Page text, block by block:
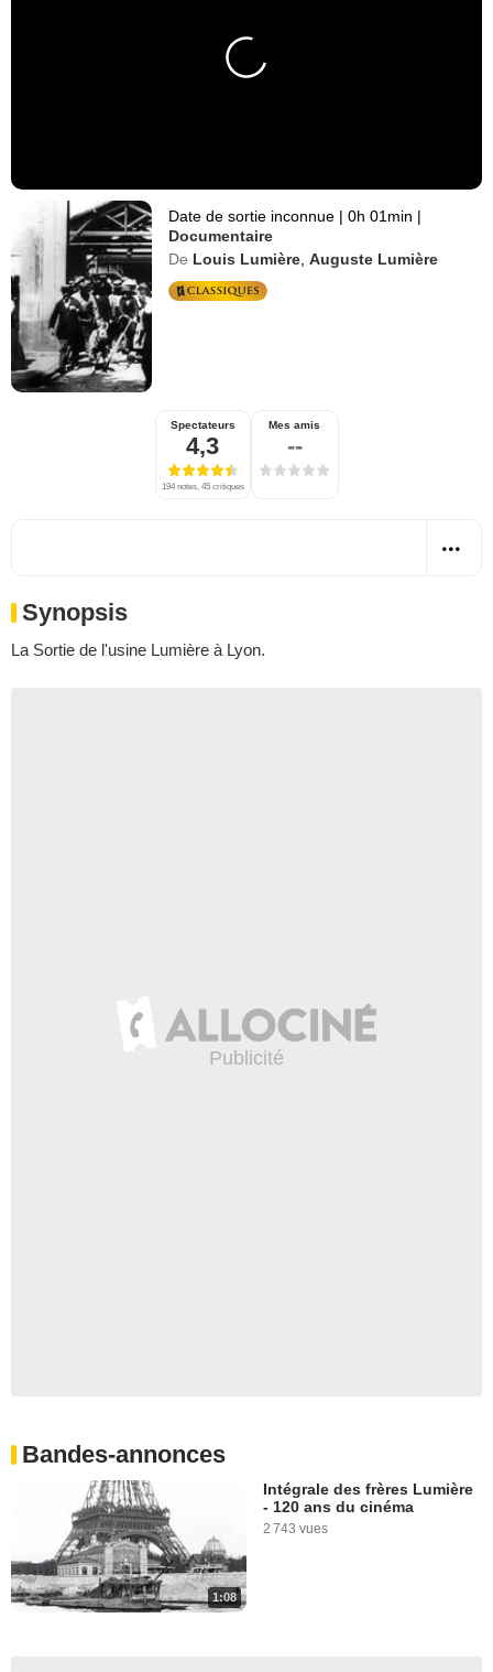
Date de sortie inconnue | 0h 01min |
Documentaire
De Louis Lumière ,Auguste Lumière
Spectateurs
4,3
194 notes, 45 critiques
Mes amis
--
Synopsis
La Sortie de l'usine Lumière à Lyon.
Bandes-annonces
1:08
Intégrale des frères Lumière
- 120 ans du cinéma
2 743 vues